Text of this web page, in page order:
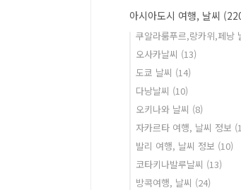
아시아도시 여행, 날씨
쿠알라룸푸르,랑카위,페낭
오사카날씨 (13)
도쿄 날씨 (14)
다낭날씨 (10)
오키나와 날씨 (8)
자카르타 여행, 날씨 정보
발리 여행, 날씨 정보 (10)
코타키나발루날씨 (13)
방콕여행, 날씨 (24)